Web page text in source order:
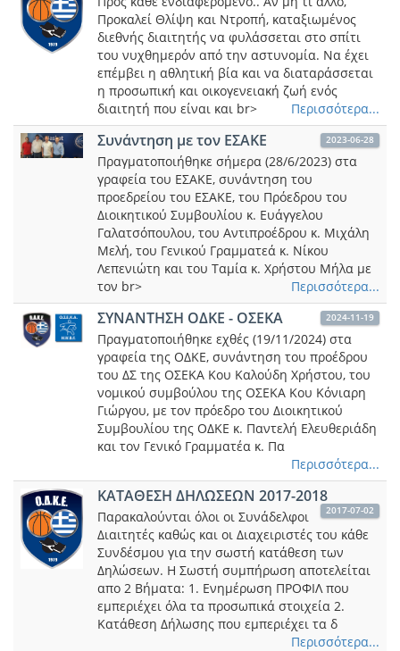
Προκαλεί Θλίψη και Ντροπή, καταξιωμένος
διεθνής διαιτητής να φυλάσσεται στο σπίτι
του νυχθημερόν από την αστυνομία. Να έχει
επέμβει η αθλητική βία και να διαταράσσεται
η προσωπική και οικογενειακή ζωή ενός
διαιτητή που είναι και br>
Περισσότερα...
Συνάντηση με τον ΕΣΑΚΕ 2023-06-28
Πραγματοποιήθηκε σήμερα (28/6/2023) στα
γραφεία του ΕΣΑΚΕ, συνάντηση του
προεδρείου του ΕΣΑΚΕ, του Πρόεδρου του
Διοικητικού Συμβουλίου κ. Ευάγγελου
Γαλατσόπουλου, του Αντιπροέδρου κ. Μιχάλη
Μελή, του Γενικού Γραμματεά κ. Νίκου
Λεπενιώτη και του Ταμία κ. Χρήστου Μήλα με
τον br>
Περισσότερα...
ΣΥΝΑΝΤΗΣΗ ΟΔΚΕ - ΟΣΕΚΑ 2024-11-19
Πραγματοποιήθηκε εχθές (19/11/2024) στα
γραφεία της ΟΔΚΕ, συνάντηση του προέδρου
του ΔΣ της ΟΣΕΚΑ Κου Καλούδη Χρήστου, του
νομικού συμβούλου της ΟΣΕΚΑ Κου Κόνιαρη
Γιώργου, με τον πρόεδρο του Διοικητικού
Συμβουλίου της ΟΔΚΕ κ. Παντελή Ελευθεριάδη
και τον Γενικό Γραμματέα κ. Πα
Περισσότερα...
ΚΑΤΑΘΕΣΗ ΔΗΛΩΣΕΩΝ 2017-2018
2017-07-02
Παρακαλούνται όλοι οι Συνάδελφοι
Διαιτητές καθώς και οι Διαχειριστές του κάθε
Συνδέσμου για την σωστή κατάθεση των
Δηλώσεων. Η Σωστή συμπήρωση αποτελείται
απο 2 Βήματα: 1. Ενημέρωση ΠΡΟΦΙΛ που
εμπεριέχει όλα τα προσωπικά στοιχεία 2.
Κατάθεση Δήλωσης που εμπεριέχει τα δ
Περισσότερα...